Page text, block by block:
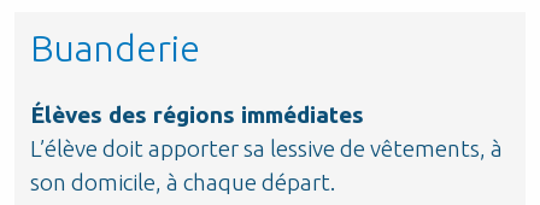
Buanderie
Élèves des régions immédiates
L’élève doit apporter sa lessive de vêtements, à
son domicile, à chaque départ.